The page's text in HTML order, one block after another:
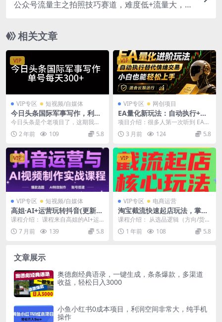
公众号流量主之拍照技巧赛道，难度低+流量大，起
相关文章
VIP
VIP专区 短视频/自媒体
今日头条国际军事写作，利用
AI创作，单号日入300+
今日头条是个老项目了，这期我们
讲的是国际军事这个项目，为什么
讲这个项目呢，现在世...
2 年前 109 5.8
VIP
VIP专区 网创项目
EA量化新玩法：自动执行+规
则交易，小白也能轻松入门，
长期稳定运行可放大收益
项目介绍：很多人第一次听到 EA
量化，都会以为就是“挂个软件自动
赚钱”。但真正...
3 月前 124 5.8
VIP
VIP专区 短视频/自媒体
高姐·AI+运营玩转抖音(更新20
26)
课程介绍： 课程来自高姐的AI+运
营玩转抖音。涵盖账号搭建全流程
（主页五件套优化...
7 月前 139 5.8
VIP
VIP专区 电商运营
淘宝截流快速起店玩法，掌握
暴力快速起店的流程
课程介绍： 从选品逻辑（方向/货
源/爆款预判）、高效上架（定价/主
图优化/基础销...
1 年前 108 5.8
文章展示
奥德彪经典语录，一键生成，条条爆款，多渠道
收益，轻松日入3000
小鱼小红书0成本项目，利润空间非常大，纯手机
操作